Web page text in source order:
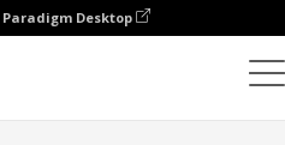
Desktop